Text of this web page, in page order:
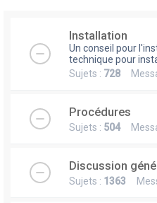
Installation
Un conseil pour
technique pour
Sujets : 728
Procédures
Sujets : 504
Discussion
Sujets : 1363